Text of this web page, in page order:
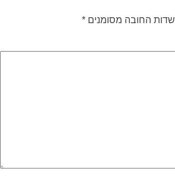
שדות החובה מסומנים *